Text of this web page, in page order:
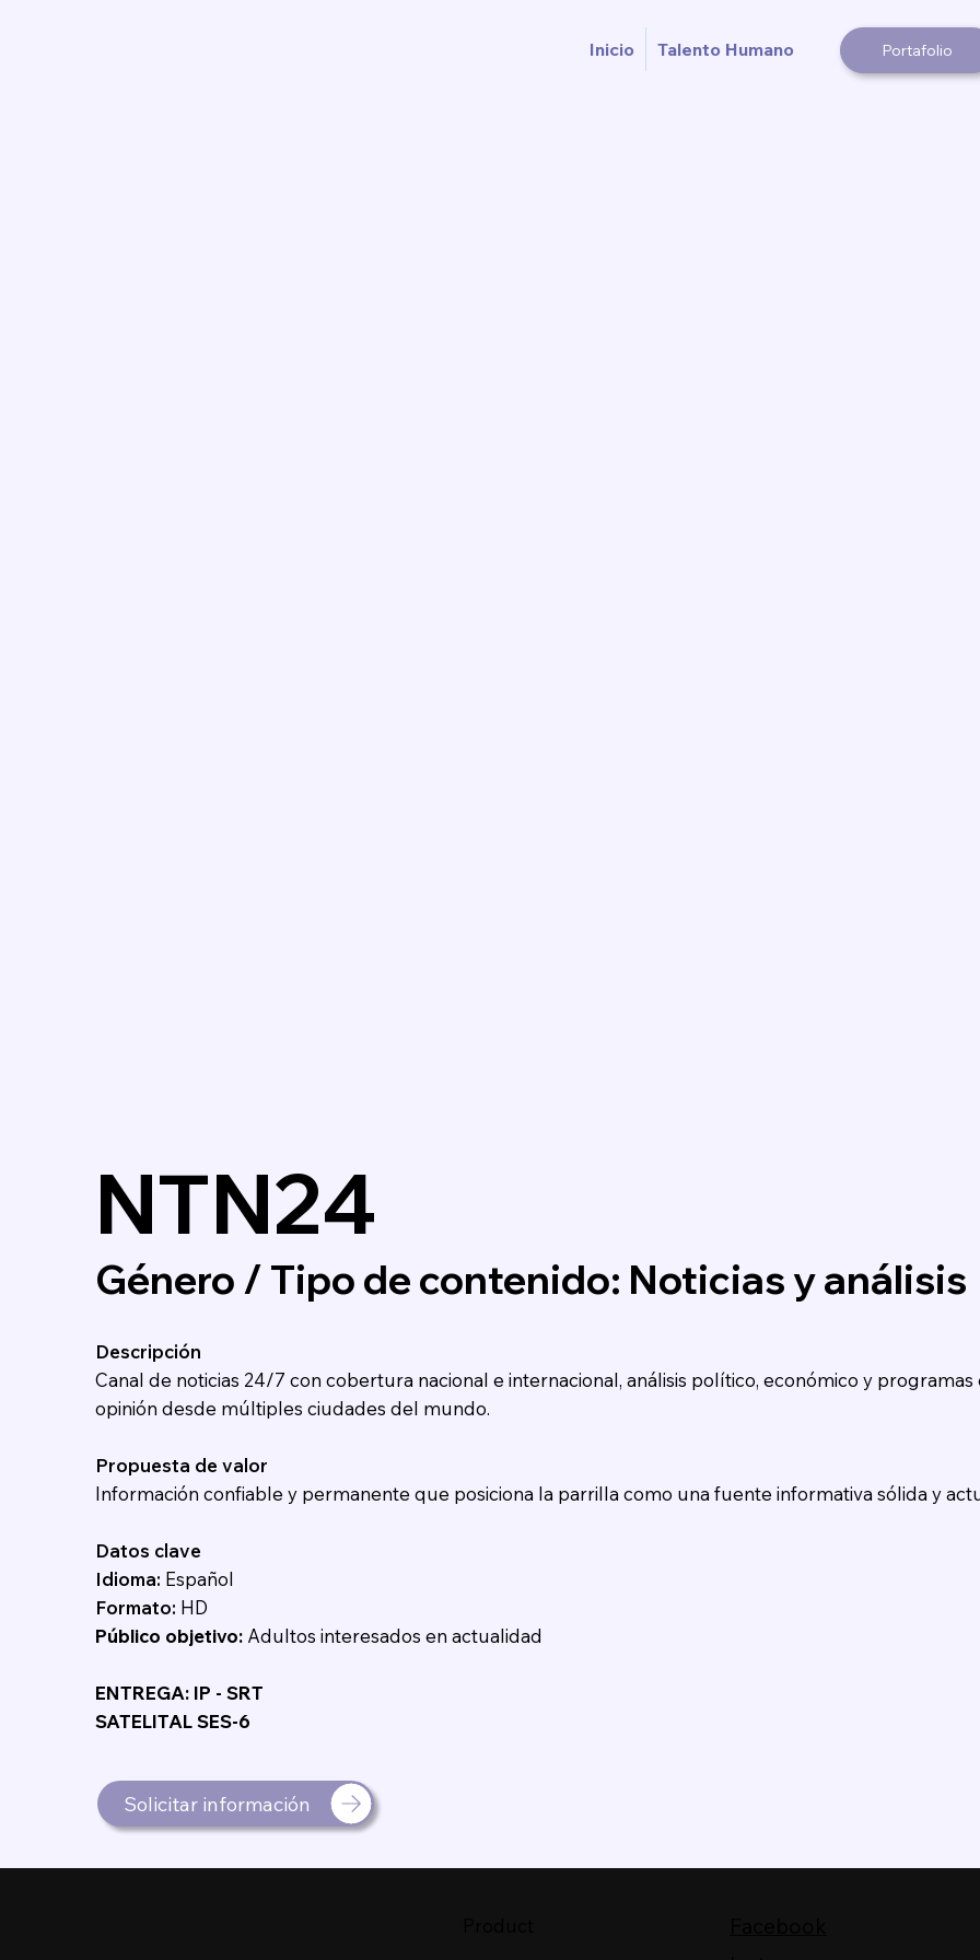
Inicio Talento Humano Portafolio
NTN24
Género / Tipo de contenido: Noticias y análisis
Descripción
Canal de noticias 24/7 con cobertura nacional e internacional, análisis político, económico y programas
opinión desde múltiples ciudades del mundo.
Propuesta de valor
Información confiable y permanente que posiciona la parrilla como una fuente informativa sólida y
Datos clave
Idioma: Español
Formato: HD
Público objetivo:Adultos interesados en actualidad
ENTREGA: IP - SRT
SATELITAL SES-6
Solicitar información